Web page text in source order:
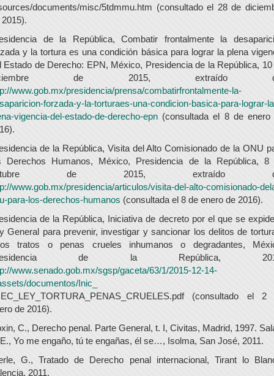
documents/misc/5tdmmu.htm (consultado el 28 de
de la República, Combatir frontalmente la
y la tortura es una condición básica para lograr la plena
Estado de Derecho: EPN, México, Presidencia de la República, 10
de 2015, extraído
www.gob.mx/presidencia/prensa/combatirfrontalmente-la-
forzada-y-la-torturaes-una-condicion-basica-para-lograr-
vigencia-del-estado-de-derecho-epn (consultada el 8 de enero
de la República, Visita del Alto Comisionado de la ONU
Derechos Humanos, México, Presidencia de la República, 8
de 2015, extraído
www.gob.mx/presidencia/articulos/visita-del-alto-comisionado-
para-los-derechos-humanos (consultada el 8 de enero de 2016).
de la República, Iniciativa de decreto por el que se
General para prevenir, investigar y sancionar los delitos de
tratos o penas crueles inhumanos o degradantes,
de la República,
www.senado.gob.mx/sgsp/gaceta/63/1/2015-12-14-
documentos/Inic_
(consultado el 2
de 2016).
C., Derecho penal. Parte General, t. I, Civitas, Madrid, 1997.
Yo me engaño, tú te engañas, él se…, Isolma, San José, 2011.
G., Tratado de Derecho penal internacional, Tirant lo
2011.